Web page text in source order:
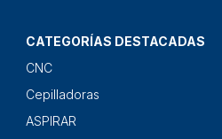
CATEGORÍAS DESTACADAS
CNC
Cepilladoras
ASPIRAR